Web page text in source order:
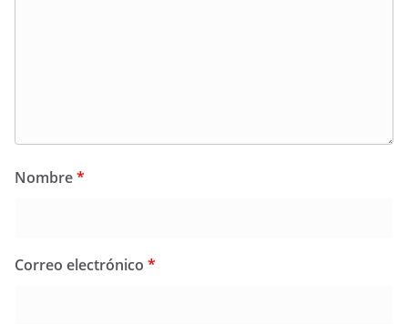
Nombre*
Correo electrónico *